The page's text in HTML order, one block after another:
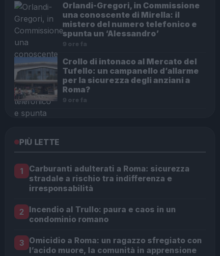
Orlandi-Gregori, in Commissione
una conoscente di Mirella: il
mistero del numero telefonico e
spunta un ‘Alessandro’
9 ore fa
Crollo di intonaco al Mercato del
Tufello: un campanello d’allarme
per la sicurezza degli anziani a
Roma?
9 ore fa
PIÙ LETTE
1
Carburanti adulterati a Roma: sicurezza
stradale a rischio tra indifferenza e
irresponsabilità
2 Incendio al Trullo: paura e caos in un
condominio romano
3 Omicidio a Roma: un ragazzo sfregiato con
l’acido muore, la comunità in apprensione